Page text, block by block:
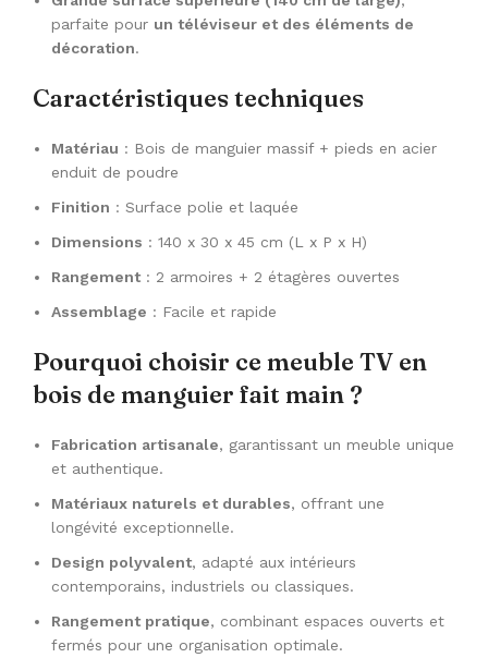
parfaite pour un téléviseur et des éléments de
décoration.
Caractéristiques techniques
Matériau : Bois de manguier massif + pieds en acier
enduit de poudre
Finition : Surface polie et laquée
Dimensions : 140 x 30 x 45 cm (L x P x H)
Rangement : 2 armoires + 2 étagères ouvertes
Assemblage : Facile et rapide
Pourquoi choisir ce meuble TV en
bois de manguier fait main ?
Fabrication artisanale, garantissant un meuble unique
et authentique.
Matériaux naturels et durables, offrant une
longévité exceptionnelle.
Design polyvalent, adapté aux intérieurs
contemporains, industriels ou classiques.
Rangement pratique, combinant espaces ouverts et
fermés pour une organisation optimale.